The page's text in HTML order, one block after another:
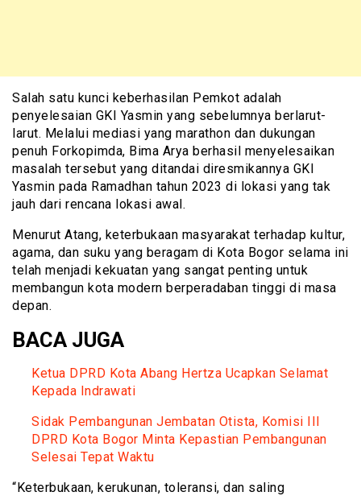
Salah satu kunci keberhasilan Pemkot adalah
penyelesaian GKI Yasmin yang sebelumnya berlarut-
larut. Melalui mediasi yang marathon dan dukungan
penuh Forkopimda, Bima Arya berhasil menyelesaikan
masalah tersebut yang ditandai diresmikannya GKI
Yasmin pada Ramadhan tahun 2023 di lokasi yang tak
jauh dari rencana lokasi awal.
Menurut Atang, keterbukaan masyarakat terhadap kultur,
agama, dan suku yang beragam di Kota Bogor selama ini
telah menjadi kekuatan yang sangat penting untuk
membangun kota modern berperadaban tinggi di masa
depan.
BACA JUGA
Ketua DPRD Kota Abang Hertza Ucapkan Selamat
Kepada Indrawati
Sidak Pembangunan Jembatan Otista, Komisi III
DPRD Kota Bogor Minta Kepastian Pembangunan
Selesai Tepat Waktu
“Keterbukaan, kerukunan, toleransi, dan saling